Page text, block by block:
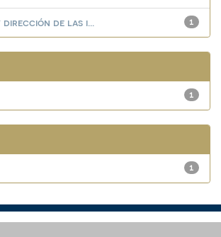
1
de las i...
1
1